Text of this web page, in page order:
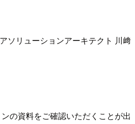
ソリューションアーキテクト 川﨑
の資料をご確認いただくことが出